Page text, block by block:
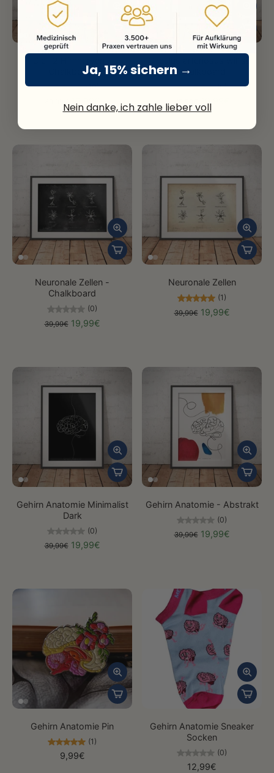
Chalkboard
(10)
Chalkboard
(6)
39,99€
Neuronale Zellen -
Chalkboard
(0)
39,99€ 19,99€
Neuronale Zellen
(1)
39,99€ 19,99€
Gehirn Anatomie Minimalist
Dark
(0)
39,99€ 19,99€
Gehirn Anatomie - Abstrakt
(0)
39,99€ 19,99€
Gehirn Anatomie Pin
(1)
9,99€
Gehirn Anatomie Sneaker
Socken
(0)
12,99€
Ja, 15% sichern →
Nein danke, ich zahle lieber voll